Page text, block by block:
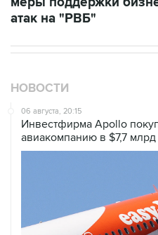
атак на "РВБ"
НОВОСТИ
06 августа, 20:15
Инвестфирма Apollo
авиакомпанию в $7,7 млрд